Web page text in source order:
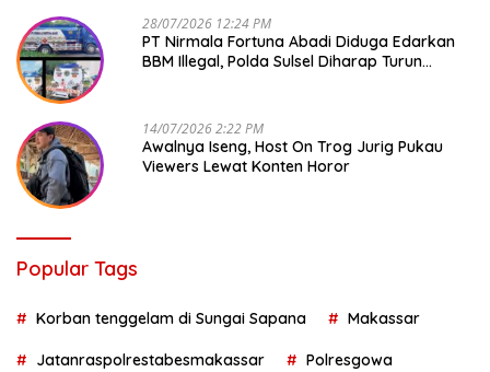
28/07/2026 12:24 PM
PT Nirmala Fortuna Abadi Diduga Edarkan
BBM Illegal, Polda Sulsel Diharap Turun
14/07/2026 2:22 PM
Awalnya Iseng, Host On Trog Jurig Pukau
Viewers Lewat Konten Horor
Popular Tags
Korban tenggelam di Sungai Sapana Makassar
Jatanraspolrestabesmakassar Polresgowa